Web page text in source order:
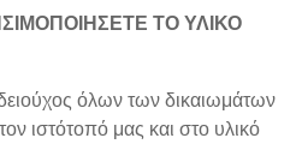
ΤΟ ΥΛΙΚΟ
όλων των δικαιωμάτων
ιστότοπό μας και στο υλικό